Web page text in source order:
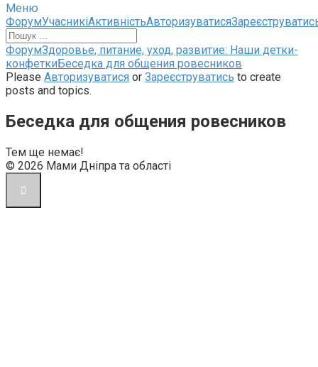
Меню
Навігація
по
форуму
ФорумУчасникіАктивністьАвторизуватися
Навігаційна
стежка
форуму
–
тут:
ФорумЗдоровье, питание, уход, развитие: Наши детки-
конфеткиБеседка для общения ровесников
Please Авторизуватися or Зареєструватись to create
posts and topics.
Беседка для общения ровесников
Тем ще немає!
© 2026 Мами Дніпра та області